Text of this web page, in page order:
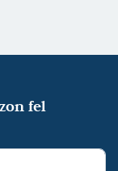
- Philippe,
- Gepettó,
-
Ripley
fel